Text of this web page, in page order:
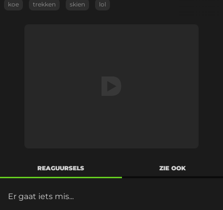
koe trekken skien lol
REAGUURSELS ZIE OOK
Er gaat iets mis...